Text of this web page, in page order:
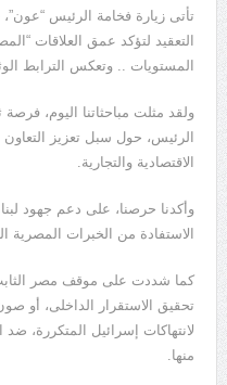
تأتى زيارة فخامة الرئيس
التعقيد لتؤكد عمق العلاقات
المستويات .. وتعكس الترابط
ولقد مثلت مباحثاتنا اليوم،
الرئيس، حول سبل تعزيز التعاون
الاقتصادية والتجارية.
وأكدنا حرصنا، على دعم جهود
الاستفادة من الخبرات المصرية
كما شددت على موقف مصر
تحقيق الاستقرار الداخلى، أو
لانتهاكات إسرائيل المتكررة، ضد
منها.